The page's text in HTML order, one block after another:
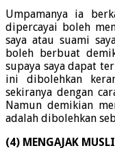
Umpamanya ia
dipercayai boleh
saya atau suami
boleh berbuat
supaya saya dapat
ini dibolehkan
sekiranya dengan
Namun demikian
adalah dibolehkan
(4) MENGAJAK